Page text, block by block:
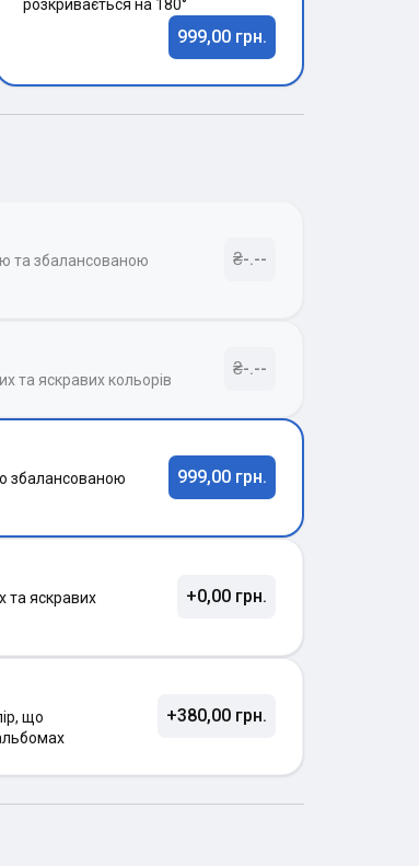
розкривається на 180°
999,00 грн.
та збалансованою
₴-.--
та яскравих кольорів
₴-.--
збалансованою
999,00 грн.
та яскравих
+0,00 грн.
що
+380,00 грн.